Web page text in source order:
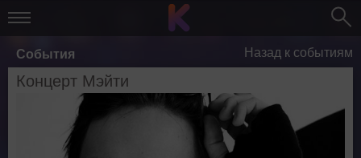
События Назад к событиям
Концерт Мэйти